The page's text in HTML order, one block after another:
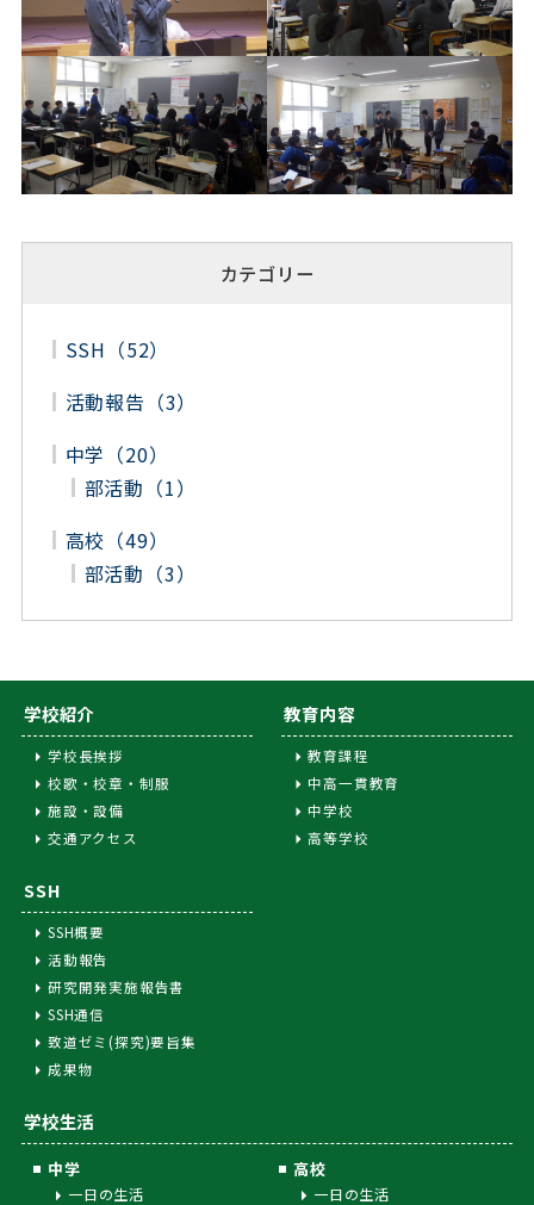
カテゴリー
SSH（52）
活動報告（3）
中学（20）
部活動（1）
高校（49）
部活動（3）
学校紹介
学校長挨拶
校歌・校章・制服
施設・設備
交通アクセス
教育内容
教育課程
中高一貫教育
中学校
高等学校
SSH
SSH概要
活動報告
研究開発実施報告書
SSH通信
致道ゼミ(探究)要旨集
成果物
学校生活
中学
一日の生活
高校
一日の生活